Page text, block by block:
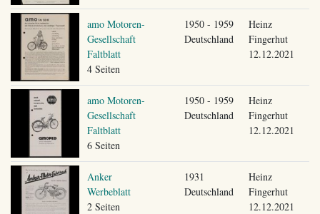
amo Motoren-
Gesellschaft
Faltblatt
4 Seiten
1950 - 1959
Deutschland
Heinz
Fingerhut
12.12.2021
amo Motoren-
Gesellschaft
Faltblatt
6 Seiten
1950 - 1959
Deutschland
Heinz
Fingerhut
12.12.2021
Anker
Werbeblatt
2 Seiten
1931
Deutschland
Heinz
Fingerhut
12.12.2021